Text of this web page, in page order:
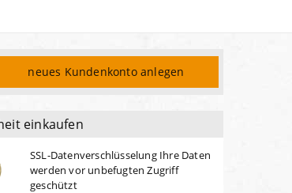
neues Kundenkonto anlegen
einkaufen
SSL-Datenverschlüsselung Ihre Daten
werden vor unbefugten Zugriff
geschützt